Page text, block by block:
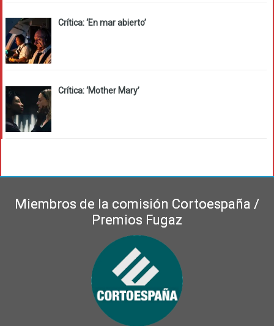
Crítica: ‘En mar abierto’
Crítica: ‘Mother Mary’
Miembros de la comisión Cortoespaña /
Premios Fugaz